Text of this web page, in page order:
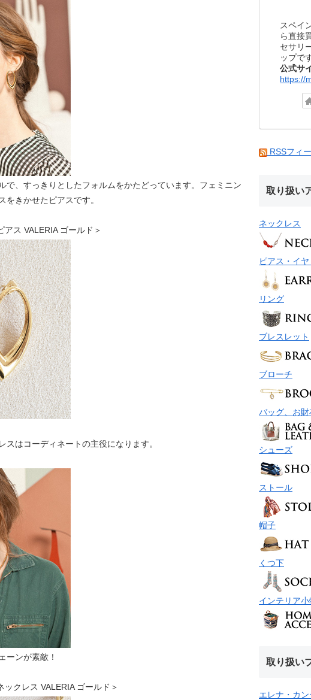
で、すっきりとしたフォルムをかたどっています。フェミニン
をきかせたピアスです。
ス VALERIA ゴールド＞
スはコーディネートの主役になります。
ーンが素敵！
クレス VALERIA ゴールド＞
スペイ
ら直接
セサリ
ップで
公式サ
https://
RSSフィ
取り扱い
ネックレス
ピアス・イ
リング
ブレスレット
ブローチ
バッグ、お
シューズ
ストール
帽子
くつ下
インテリア小
取り扱い
エレナ・カ